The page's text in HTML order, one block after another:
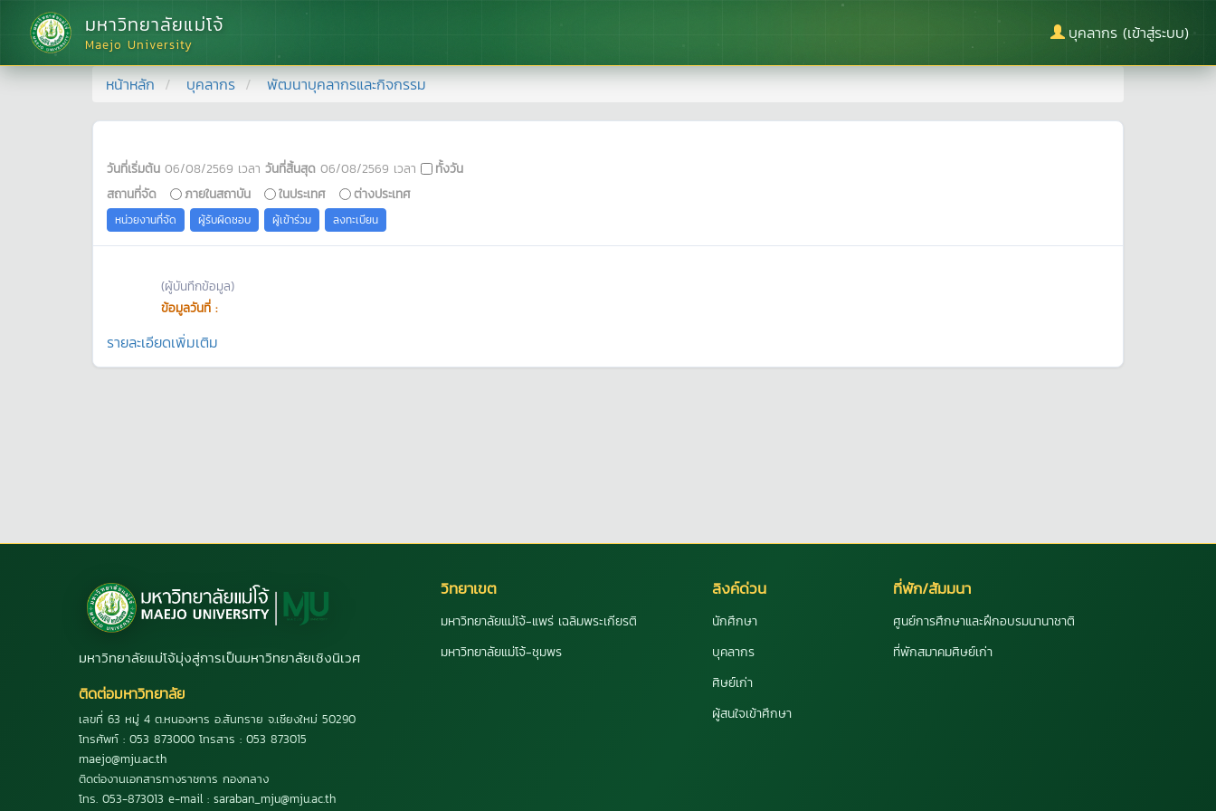
มหาวิทยาลัยแม่โจ้
Maejo University
บุคลากร (เข้าสู่ระบบ)
หน้าหลัก บุคลากร พัฒนาบุคลากรและกิจกรรม
วันที่เริ่มต้น 06/08/2569 เวลา วันที่สิ้นสุด 06/08/2569 เวลา
ทั้งวัน
สถานที่จัด
ภายในสถาบัน ในประเทศ ต่างประเทศ
หน่วยงานที่จัด ผู้รับผิดชอบ ผู้เข้าร่วม ลงทะเบียน
(ผู้บันทึกข้อมูล)
ข้อมูลวันที่ :
รายละเอียดเพิ่มเติม
มหาวิทยาลัยแม่โจ้มุ่งสู่การเป็นมหาวิทยาลัยเชิงนิเวศ
ติดต่อมหาวิทยาลัย
เลขที่ 63 หมู่ 4 ต.หนองหาร อ.สันทราย จ.เชียงใหม่ 50290
โทรศัพท์ : 053 873000 โทรสาร : 053 873015
maejo@mju.ac.th
ติดต่องานเอกสารทางราชการ กองกลาง
โทร. 053-873013 e-mail : saraban_mju@mju.ac.th
วิทยาเขต
มหาวิทยาลัยแม่โจ้-แพร่ เฉลิมพระเกียรติ
มหาวิทยาลัยแม่โจ้-ชุมพร
ลิงค์ด่วน
นักศึกษา
บุคลากร
ศิษย์เก่า
ผู้สนใจเข้าศึกษา
ที่พัก/สัมมนา
ศูนย์การศึกษาและฝึกอบรมนานาชาติ
ที่พักสมาคมศิษย์เก่า